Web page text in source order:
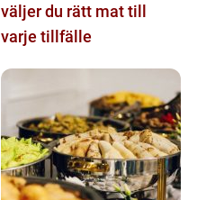
väljer du rätt mat till
varje tillfälle